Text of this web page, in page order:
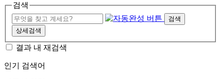
검색
검색
상세검색
결과 내 재검색
인기 검색어